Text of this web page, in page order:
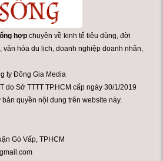
hợp chuyên về kinh tế tiêu dùng, đời
văn hóa du lịch, doanh nghiệp doanh nhân,
ty Đông Gia Media
do Sở TTTT TP.HCM cấp ngày 30/1/2019
quyền nội dung trên website này.
Gò Vấp, TPHCM